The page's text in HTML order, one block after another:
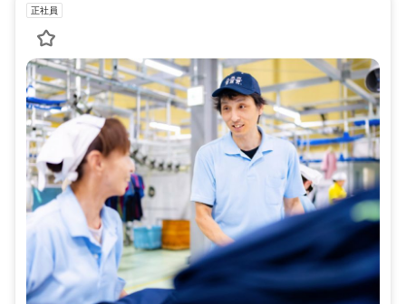
正社員